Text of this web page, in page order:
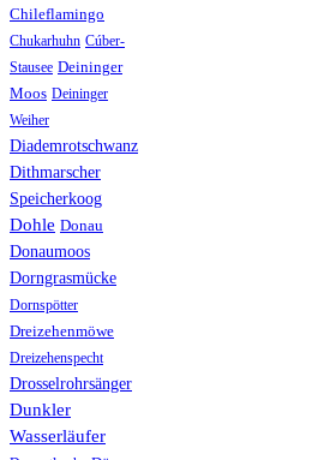
Chileflamingo
Chukarhuhn Cúber-
Stausee Deininger
Moos Deininger
Weiher
Diademrotschwanz
Dithmarscher
Speicherkoog
Dohle Donau
Donaumoos
Dorngrasmücke
Dornspötter
Dreizehenmöwe
Dreizehenspecht
Drosselrohrsänger
Dunkler
Wasserläufer